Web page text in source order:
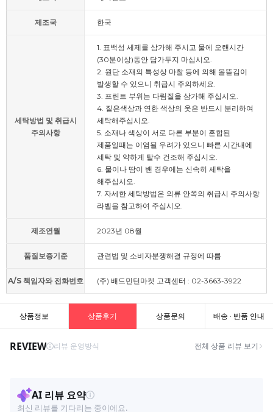
제조국 한국
세탁방법 및 취급시
주의사항
1. 표백성 세제를 삼가해 주시고 물에 오랜시간
(30분이상)동안 담가두지 마십시오.
2. 원단 소재의 특성상 마찰 등에 의해 올뜯김이
발생할 수 있으니 취급시 주의하세요.
3. 프린트 부위는 다림질을 삼가해 주십시오.
4. 짙은색상과 연한 색상의 옷은 반드시 분리하여
세탁해주십시오.
5. 소재나 색상이 서로 다른 부분이 혼합된
제품일때는 이염될 우려가 있으니 빠른 시간내에
세탁 및 약하게 탈수 건조해 주십시오.
6. 물이나 땀이 밴 경우에는 신속히 세탁을
해주십시오.
7. 자세한 세탁방법은 의류 안쪽의 취급시 주의사항
라벨을 참고하여 주십시오.
제조연월 2023년 08월
품질보증기준 관련법 및 소비자분쟁해결 규정에 따름
A/S 책임자와 전화번호 (주) 배드민턴마켓 고객센터 : 02-3663-3922
상품정보 상품후기 상품문의 배송 · 반품 안내